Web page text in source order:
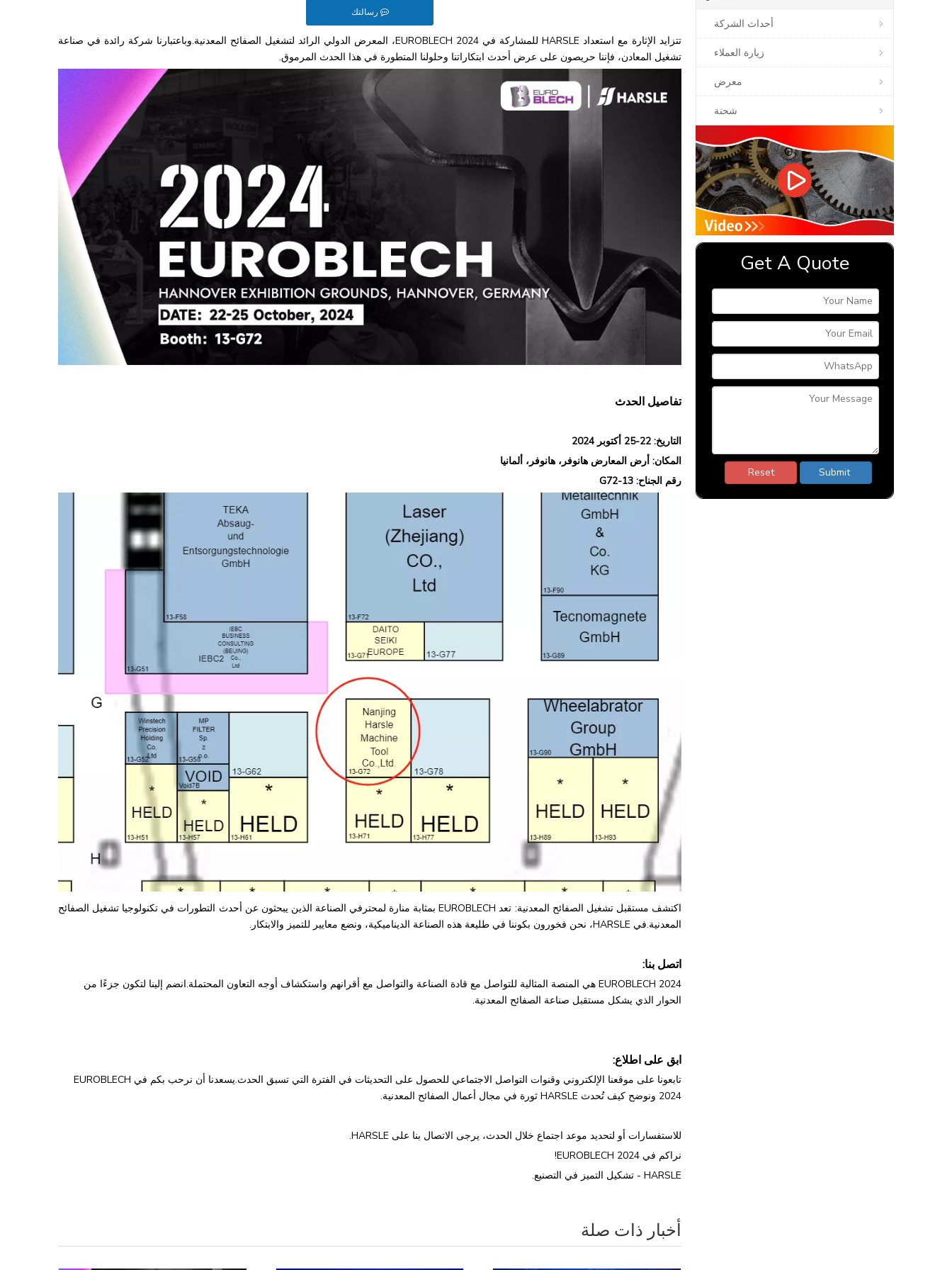
رسالتك
تتزايد الإثارة مع استعداد HARSLE للمشاركة في EUROBLECH 2024، المعرض الدولي الرائد لتشغيل الصفائح المعدنية.وباعتبارنا شركة رائدة في صناعة
تشغيل المعادن، فإننا حريصون على عرض أحدث ابتكاراتنا وحلولنا المتطورة في هذا الحدث المرموق.
تفاصيل الحدث
التاريخ: 22-25 أكتوبر 2024
المكان: أرض المعارض هانوفر، هانوفر، ألمانيا
رقم الجناح: 13-G72
اكتشف مستقبل تشغيل الصفائح المعدنية: تعد EUROBLECH بمثابة منارة لمحترفي الصناعة الذين يبحثون عن أحدث التطورات في تكنولوجيا تشغيل الصفائح
المعدنية.في HARSLE، نحن فخورون بكوننا في طليعة هذه الصناعة الديناميكية، ونضع معايير للتميز والابتكار.
اتصل بنا:
EUROBLECH 2024 هي المنصة المثالية للتواصل مع قادة الصناعة والتواصل مع أقرانهم واستكشاف أوجه التعاون المحتملة.انضم إلينا لتكون جزءًا من
الحوار الذي يشكل مستقبل صناعة الصفائح المعدنية.
ابق على اطلاع:
تابعونا على موقعنا الإلكتروني وقنوات التواصل الاجتماعي للحصول على التحديثات في الفترة التي تسبق الحدث.يسعدنا أن نرحب بكم في EUROBLECH
2024 ونوضح كيف تُحدث HARSLE ثورة في مجال أعمال الصفائح المعدنية.
للاستفسارات أو لتحديد موعد اجتماع خلال الحدث، يرجى الاتصال بنا على HARSLE.
نراكم في EUROBLECH 2024!
HARSLE - تشكيل التميز في التصنيع.
أخبار ذات صلة
أحداث الشركة
زيارة العملاء
معرض
شحنة
Get A Quote
Submit
Reset